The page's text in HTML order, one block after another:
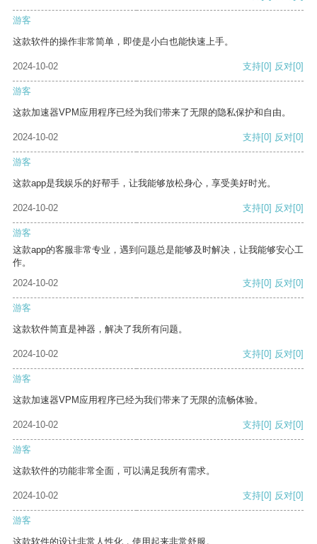
游客
这款软件的操作非常简单，即使是小白也能快速上手。
2024-10-02 支持[0] 反对[0]
游客
这款加速器VPM应用程序已经为我们带来了无限的隐私保护和自由。
2024-10-02 支持[0] 反对[0]
游客
这款app是我娱乐的好帮手，让我能够放松身心，享受美好时光。
2024-10-02 支持[0] 反对[0]
游客
这款app的客服非常专业，遇到问题总是能够及时解决，让我能够安心工
作。
2024-10-02
支持[0] 反对[0]
游客
这款软件简直是神器，解决了我所有问题。
2024-10-02 支持[0] 反对[0]
游客
这款加速器VPM应用程序已经为我们带来了无限的流畅体验。
2024-10-02 支持[0] 反对[0]
游客
这款软件的功能非常全面，可以满足我所有需求。
2024-10-02 支持[0] 反对[0]
游客
这款软件的设计非常人性化，使用起来非常舒服。